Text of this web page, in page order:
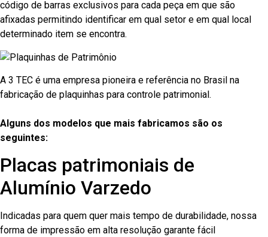
código de barras exclusivos para cada peça em que são
afixadas permitindo identificar em qual setor e em qual local
determinado item se encontra.
A 3 TEC é uma empresa pioneira e referência no Brasil na
fabricação de plaquinhas para controle patrimonial.
Alguns dos modelos que mais fabricamos são os
seguintes:
Placas patrimoniais de
Alumínio Varzedo
Indicadas para quem quer mais tempo de durabilidade, nossa
forma de impressão em alta resolução garante fácil